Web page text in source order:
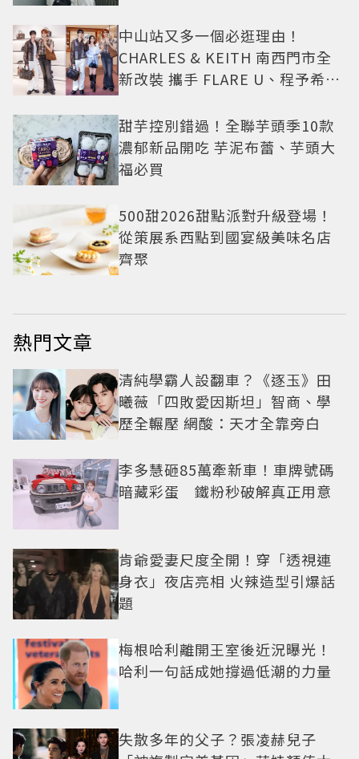
中山站又多一個必逛理由！
CHARLES & KEITH 南西門市全
新改裝 攜手 FLARE U、程予希演
甜芋控別錯過！全聯芋頭季10款
濃郁新品開吃 芋泥布蕾、芋頭大
福必買
500甜2026甜點派對升級登場！
從策展系西點到國宴級美味名店
齊聚
熱門文章
清純學霸人設翻車？《逐玉》田
曦薇「四敗愛因斯坦」智商、學
歷全輾壓 網酸：天才全靠旁白
李多慧砸85萬牽新車！車牌號碼
暗藏彩蛋 鐵粉秒破解真正用意
肯爺愛妻尺度全開！穿「透視連
身衣」夜店亮相 火辣造型引爆話
題
梅根哈利離開王室後近況曝光！
哈利一句話成她撐過低潮的力量
失散多年的父子？張凌赫兒子